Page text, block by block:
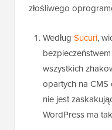
złośliwego
Według Sucuri,
wszystkich
opartych na CMS
nie jest
WordPress ma